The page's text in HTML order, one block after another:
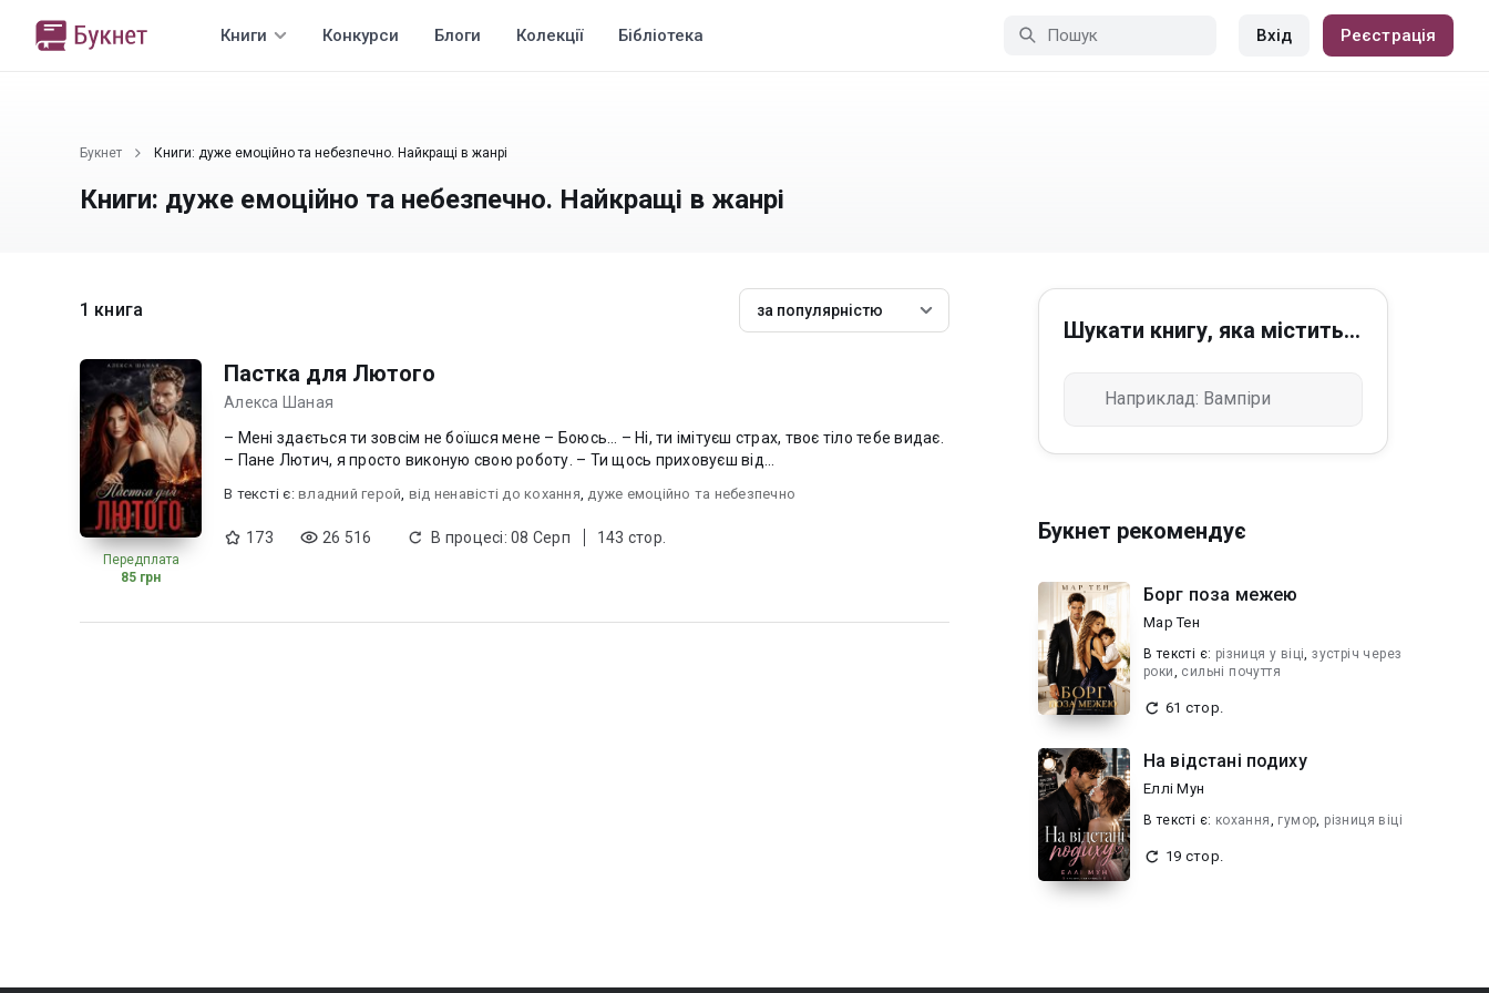
Книги Конкурси Блоги Колекції Бібліотека Вхід Реєстрація
Букнет Книги: дуже емоційно та небезпечно. Найкращі в жанрі
Книги: дуже емоційно та небезпечно. Найкращі в жанрі
1 книга за популярністю
Передплата
85 грн
Пастка для Лютого
Алекса Шаная
– Мені здається ти зовсім не боїшся мене – Боюсь… – Ні, ти імітуєш страх, твоє тіло тебе видає.
– Пане Лютич, я просто виконую свою роботу. – Ти щось приховуєш від...
В текcті є: владний герой, від ненавісті до кохання,дуже емоційно та небезпечно
173 26 516 В процесі: 08 Серп 143 стор.
Шукати книгу, яка містить...
Букнет рекомендує
Борг поза межею
Мар Тен
В текcті є: різниця у віці,зустріч через
роки, сильні почуття
61 стор.
На відстані подиху
Еллі Мун
В текcті є: кохання, гумор, різниця віці
19 стор.